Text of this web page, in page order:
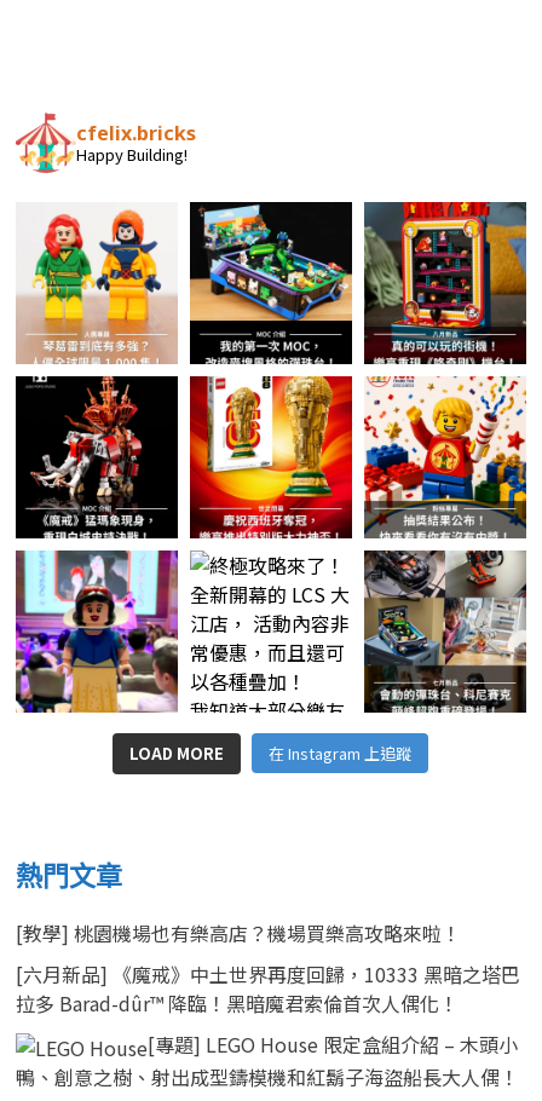
cfelix.bricks
Happy Building!
LOAD MORE 在 Instagram 上追蹤
熱門文章
[教學] 桃園機場也有樂高店？機場買樂高攻略來啦！
[六月新品] 《魔戒》中土世界再度回歸，10333 黑暗之塔巴
拉多 Barad-dûr™ 降臨！黑暗魔君索倫首次人偶化！
[專題] LEGO House 限定盒組介紹 – 木頭小
鴨、創意之樹、射出成型鑄模機和紅鬍子海盜船長大人偶！